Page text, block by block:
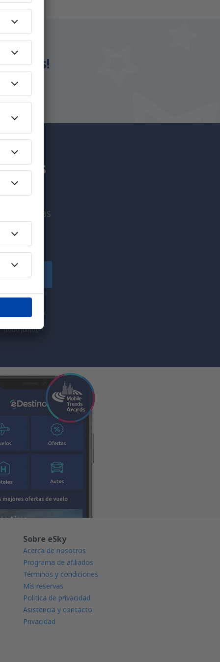
más
únicas
de
proporcionado.
(todo junto),
Sobre eSky
Acerca de nosotros
Programa de afiliados
Términos y condiciones
Mis reservas
Política de privacidad
Asistencia y contacto
Privacidad